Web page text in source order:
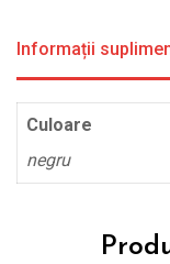
Informații
Culoare
negru